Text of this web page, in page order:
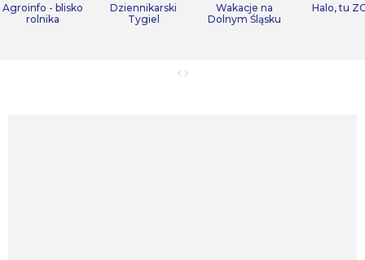
Agroinfo - blisko
rolnika
Dziennikarski
Tygiel
Wakacje na
Dolnym Śląsku
Halo, tu